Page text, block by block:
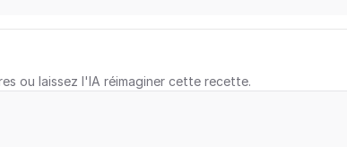
ou laissez l'IA réimaginer cette recette.